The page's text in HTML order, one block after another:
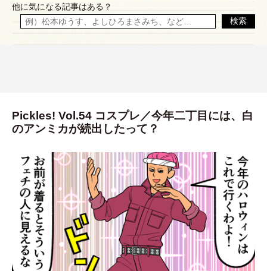
他に気になる記事はある？
検索
Pickles! Vol.54 コスプレ／今年二丁目には、白
のアンミカが続出したって？